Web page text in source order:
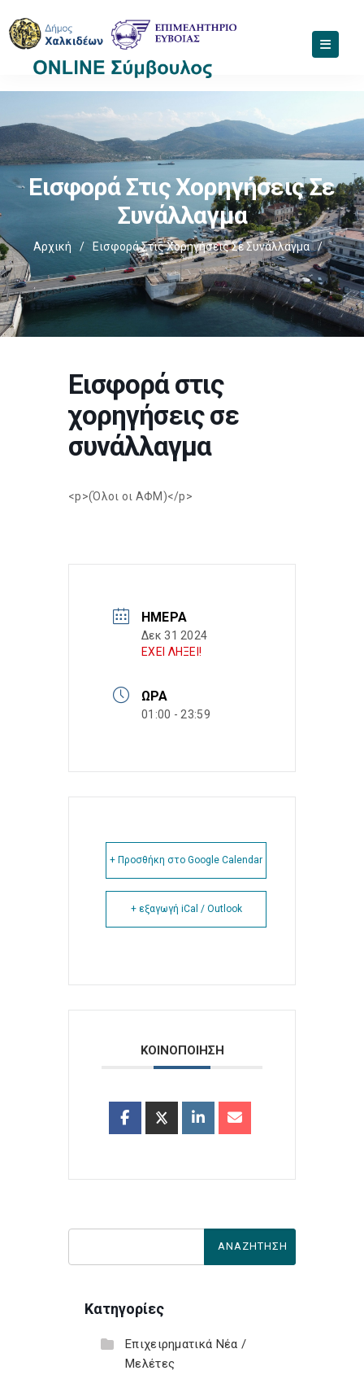
Εισφορά Στις Χορηγήσεις Σε
Συνάλλαγμα
Αρχική / Εισφορά Στις Χορηγήσεις Σε Συνάλλαγμα /
Εισφορά στις
χορηγήσεις σε
συνάλλαγμα
<p>(Όλοι οι ΑΦΜ)</p>
ΗΜΈΡΑ
Δεκ 31 2024
ΕΧΕΙ ΛΗΞΕΙ!
ΏΡΑ
01:00 - 23:59
+ Προσθήκη στο Google Calendar
+ εξαγωγή iCal / Outlook
ΚΟΙΝΟΠΟΙΗΣΗ
Κατηγορίες
Επιχειρηματικά Νέα /
Μελέτες